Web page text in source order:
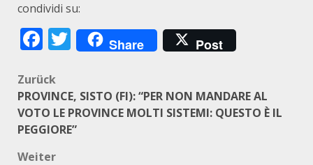
condividi su:
Facebook
Twitter
Share Post
Beitragsnavigation
Zurück
PROVINCE, SISTO (FI): “PER NON MANDARE AL
VOTO LE PROVINCE MOLTI SISTEMI: QUESTO È IL
PEGGIORE”
Weiter